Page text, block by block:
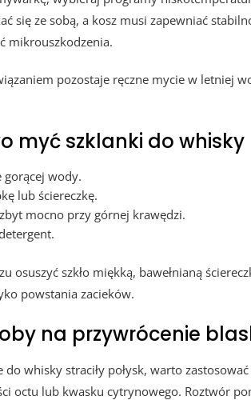
się ze sobą, a kosz musi zapewniać
mikrouszkodzenia.
pozostaje ręczne mycie w letniej
myć szklanki do whisky
gorącej wody.
lub ściereczkę.
mocno przy górnej krawędzi.
osuszyć szkło miękką, bawełnianą
powstania zacieków.
na przywrócenie
do whisky straciły połysk, warto
octu lub kwasku cytrynowego. Roztwór